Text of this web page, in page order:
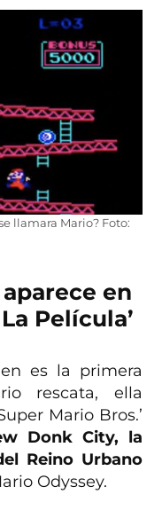
llamara Mario? Foto:
en
Película’
es la primera
rescata, ella
Mario Bros.’
Donk City, la
Reino Urbano
Odyssey.